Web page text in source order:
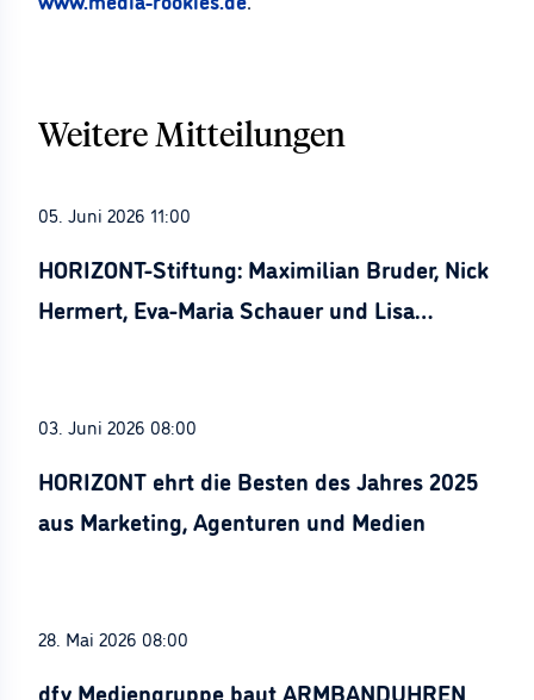
Weitere Mitteilungen
05. Juni 2026 11:00
HORIZONT-Stiftung: Maximilian Bruder, Nick
Hermert, Eva-Maria Schauer und Lisa
03. Juni 2026 08:00
HORIZONT ehrt die Besten des Jahres 2025
aus Marketing, Agenturen und Medien
28. Mai 2026 08:00
dfv Mediengruppe baut ARMBANDUHREN